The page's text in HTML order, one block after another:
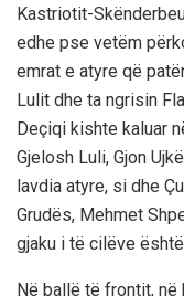
Kastriotit-
edhe pse vetëm
emrat e atyre që
Lulit dhe ta ngrisin
Deçiqi kishte kaluar
Gjelosh Luli, Gjon
lavdia atyre, si dhe
Grudës, Mehmet
gjaku i të cilëve
Në ballë të frontit,